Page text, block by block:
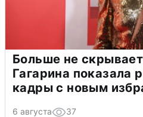
Больше не
Гагарина показала
кадры с новым
6 августа 37